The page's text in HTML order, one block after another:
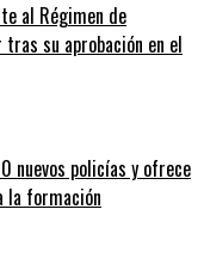
al Régimen de
su aprobación en el
nuevos policías y ofrece
la formación